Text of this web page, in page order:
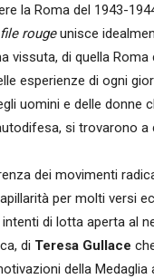
la Roma del 1943-
file rougeunisce
vissuta, di quella
esperienze di ogni
uomini e delle donne
si trovarono
dei movimenti
per molti versi
di lotta aperta al
di Teresa Gullace
della